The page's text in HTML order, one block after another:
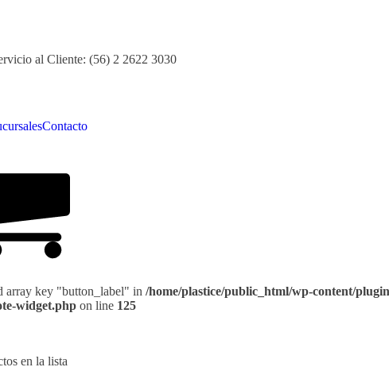
al Cliente: (56) 2 2622 3030
Contacto
array key "button_label" in/home/plastice/public_html/wp-content/
widget.php on line 125
en la lista